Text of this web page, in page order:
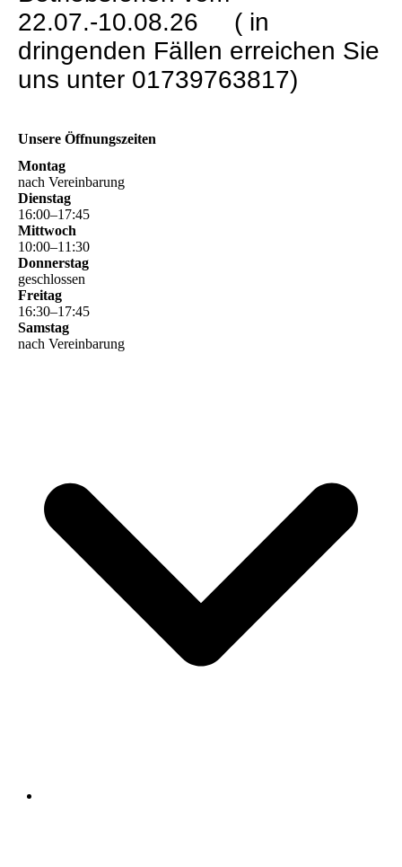
22.07.-10.08.26 ( in
dringenden Fällen erreichen Sie
uns unter 01739763817)
Unsere Öffnungszeiten
Montag
nach Vereinbarung
Dienstag
16:00–17:45
Mittwoch
10:00–11 :30
Donnerstag
geschlossen
Freitag
16:30–17:45
Samstag
nach Vereinbarung